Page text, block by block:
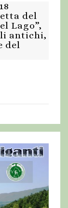
del
Lago”,
antichi,
del